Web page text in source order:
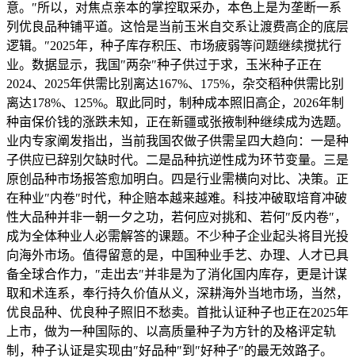
意。″所以，对焦点亲本的掌控取采办，本色上是为垄断一系
列优良品种铺平道。这恰是当前玉米自交系让渡费高企的底层
逻辑。″2025年，种子库存积压、市场疲弱等问题继续搅扰行
业。数据显示，我国″两杂″种子供过于求，玉米种子正在
2024、2025年供需比别离达167%、175%，杂交稻种供需比别
离达178%、125%。取此同时，制种成本照旧高企，2026年制
种亩保价钱的涨跌未知，正在新疆或张掖制种继续成为选题。
业内专家阐发指出，当前我国农做子供需呈四大趋向：一是种
子供应已辞别欠缺时代。二是品种抗逆性成为环节变量。三是
原创品种市场报答愈加明白。四是行业需横向对比、决策。正
在种业″内卷″时代，种企赔本越来越难。科技冲破取培育冲破
性大品种并非一朝一夕之功，若何应对挑和、若何″反内卷″，
成为全体种业人必需解答的课题。不少种子企业起头将目光投
向海外市场。值得留意的是，中国种业手艺、办理、人才已具
备全球合作力，″走出去″并非是为了消化国内库存，更是计谋
取和术连系，奉行持久价值从义，深耕海外当地市场，当然，
优良品种、优良种子照旧不愁卖。首批认证种子也正在2025年
上市，做为一种国际的、以高质量种子为方针的及格评定轨
制，种子认证是实现由″好品种″到″好种子″的最无效路子。